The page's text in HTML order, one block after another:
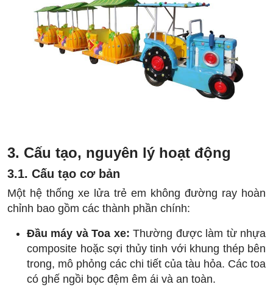
3. Cấu tạo, nguyên lý hoạt động
3.1. Cấu tạo cơ bản
Một hệ thống xe lửa trẻ em không đường ray hoàn
chỉnh bao gồm các thành phần chính:
Đầu máy và Toa xe: Thường được làm từ nhựa
composite hoặc sợi thủy tinh với khung thép bên
trong, mô phỏng các chi tiết của tàu hỏa. Các toa
có ghế ngồi bọc đệm êm ái và an toàn.